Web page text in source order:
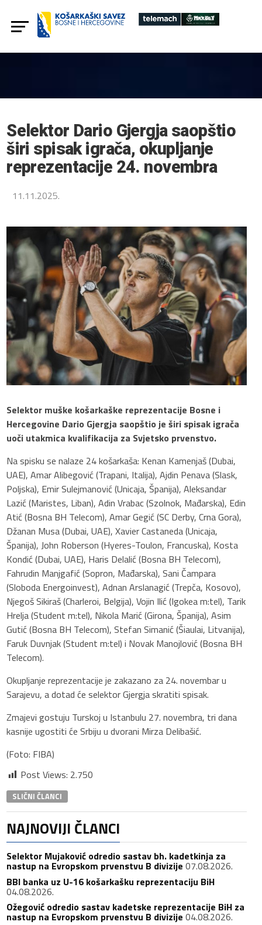
Selektor Dario Gjergja saopštio
širi spisak igrača, okupljanje
reprezentacije 24. novembra
11.11.2025.
Selektor muške košarkaške reprezentacije Bosne i
Hercegovine Dario Gjergja saopštio je širi spisak igrača
uoči utakmica kvalifikacija za Svjetsko prvenstvo.
Na spisku se nalaze 24 košarkaša: Kenan Kamenjaš (Dubai,
UAE), Amar Alibegović (Trapani, Italija), Ajdin Penava (Slask,
Poljska), Emir Sulejmanović (Unicaja, Španija), Aleksandar
Lazić (Maristes, Liban), Adin Vrabac (Szolnok, Mađarska), Edin
Atić (Bosna BH Telecom), Amar Gegić (SC Derby, Crna Gora),
Džanan Musa (Dubai, UAE), Xavier Castaneda (Unicaja,
Španija), John Roberson (Hyeres-Toulon, Francuska), Kosta
Kondić (Dubai, UAE), Haris Delalić (Bosna BH Telecom),
Fahrudin Manjgafić (Sopron, Mađarska), Sani Čampara
(Sloboda Energoinvest), Adnan Arslanagić (Trepča, Kosovo),
Njegoš Sikiraš (Charleroi, Belgija), Vojin Ilić (Igokea m:tel), Tarik
Hrelja (Student m:tel), Nikola Marić (Girona, Španija), Asim
Gutić (Bosna BH Telecom), Stefan Simanić (Šiaulai, Litvanija),
Faruk Duvnjak (Student m:tel) i Novak Manojlović (Bosna BH
Telecom).
Okupljanje reprezentacije je zakazano za 24. novembar u
Sarajevu, a dotad će selektor Gjergja skratiti spisak.
Zmajevi gostuju Turskoj u Istanbulu 27. novembra, tri dana
kasnije ugostiti će Srbiju u dvorani Mirza Delibašić.
(Foto: FIBA)
Post Views: 2.750
SLIČNI ČLANCI
NAJNOVIJI ČLANCI
Selektor Mujaković odredio sastav bh. kadetkinja za
nastup na Evropskom prvenstvu B divizije 07.08.2026.
BBI banka uz U-16 košarkašku reprezentaciju BiH
04.08.2026.
Ožegović odredio sastav kadetske reprezentacije BiH za
nastup na Evropskom prvenstvu B divizije 04.08.2026.